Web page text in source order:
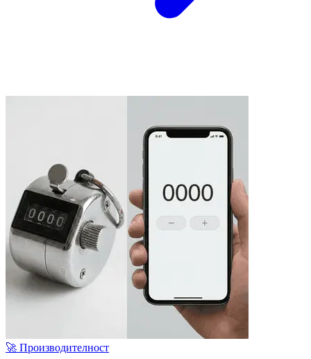
🚀 Производителност